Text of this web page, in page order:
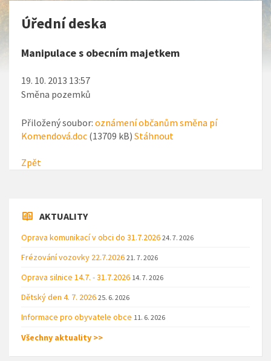
Úřední deska
Manipulace s obecním majetkem
19. 10. 2013 13:57
Směna pozemků
Přiložený soubor: oznámení občanům směna pí
Komendová.doc (13709 kB) Stáhnout
Zpět
AKTUALITY
Oprava komunikací v obci do 31.7.2026 24. 7. 2026
Frézování vozovky 22.7.2026 21. 7. 2026
Oprava silnice 14.7. - 31.7.2026 14. 7. 2026
Dětský den 4. 7. 2026 25. 6. 2026
Informace pro obyvatele obce 11. 6. 2026
Všechny aktuality >>